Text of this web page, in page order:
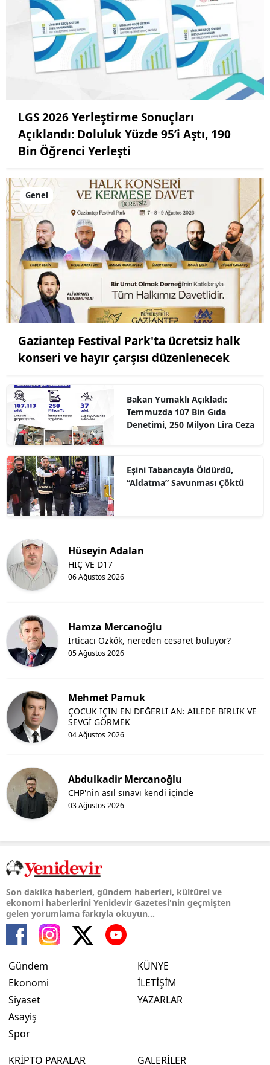
LGS 2026 Yerleştirme Sonuçları
Açıklandı: Doluluk Yüzde 95’i Aştı, 190
Bin Öğrenci Yerleşti
Genel
Gaziantep Festival Park'ta ücretsiz halk
konseri ve hayır çarşısı düzenlenecek
Bakan Yumaklı Açıkladı:
Temmuzda 107 Bin Gıda
Denetimi, 250 Milyon Lira Ceza
Eşini Tabancayla Öldürdü,
“Aldatma” Savunması Çöktü
Hüseyin Adalan
06 Ağustos 2026
HİÇ VE D17
Hamza Mercanoğlu
05 Ağustos 2026
İrticacı Özkök, nereden cesaret buluyor?
Mehmet Pamuk
04 Ağustos 2026
ÇOCUK İÇİN EN DEĞERLİ AN: AİLEDE BİRLİK VE
SEVGİ GÖRMEK
Abdulkadir Mercanoğlu
03 Ağustos 2026
CHP'nin asıl sınavı kendi içinde
Son dakika haberleri, gündem haberleri, kültürel ve
ekonomi haberlerini Yenidevir Gazetesi'nin geçmişten
gelen yorumlama farkıyla okuyun...
Gündem
Ekonomi
Siyaset
Asayiş
Spor
KÜNYE
İLETİŞİM
YAZARLAR
KRİPTO PARALAR GALERİLER